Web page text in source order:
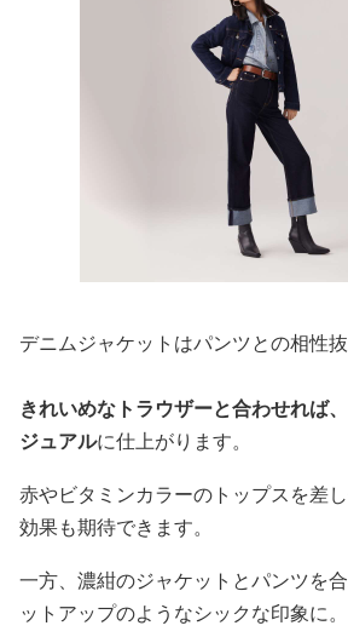
デニムジャケットはパンツとの相性抜
きれいめなトラウザーと合わせれば
ジュアルに仕上がります。
赤やビタミンカラーのトップスを差
効果も期待できます。
一方、濃紺のジャケットとパンツを
ットアップのようなシックな印象に。